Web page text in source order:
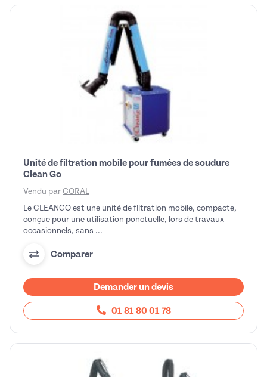
Unité de filtration mobile pour fumées de soudure
Clean Go
Vendu par CORAL
Le CLEANGO est une unité de filtration mobile, compacte,
conçue pour une utilisation ponctuelle, lors de travaux
occasionnels, sans ...
Comparer
Demander un devis
01 81 80 01 78